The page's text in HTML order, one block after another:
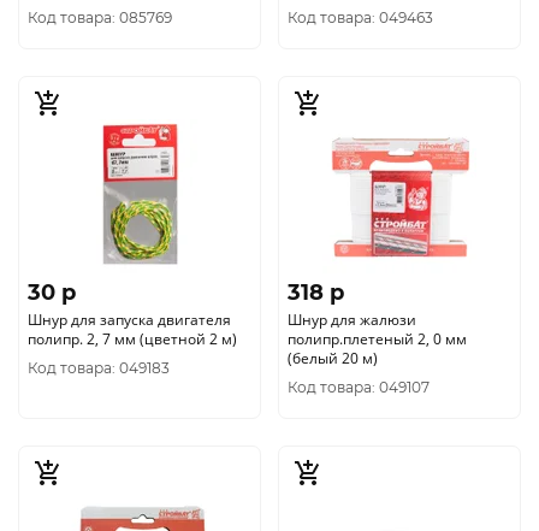
Код товара: 085769 Код товара: 049463
30 p
Шнур для запуска двигателя
полипр. 2, 7 мм (цветной 2 м)
Код товара: 049183
318 p
Шнур для жалюзи
полипр.плетеный 2, 0 мм
(белый 20 м)
Код товара: 049107